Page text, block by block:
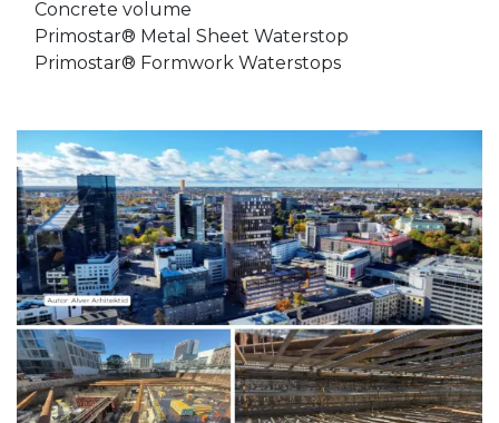
Concrete volume
Primostar® Metal Sheet Waterstop
Primostar® Formwork Waterstops